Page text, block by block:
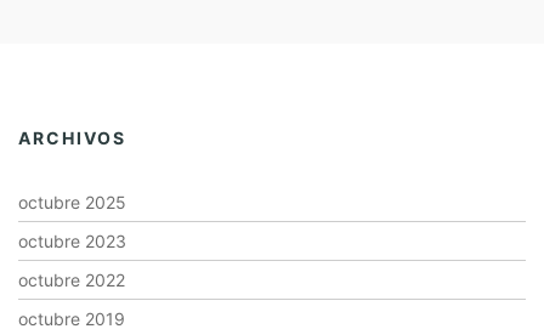
ARCHIVOS
octubre 2025
octubre 2023
octubre 2022
octubre 2019